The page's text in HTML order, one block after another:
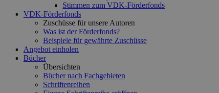
Stimmen zum VDK-Förderfonds
VDK-Förderfonds
Zuschüsse für unsere Autoren
Was ist der Förderfonds?
Beispiele für gewährte Zuschüsse
Angebot einholen
Bücher
Übersichten
Bücher nach Fachgebieten
Schriftenreihen